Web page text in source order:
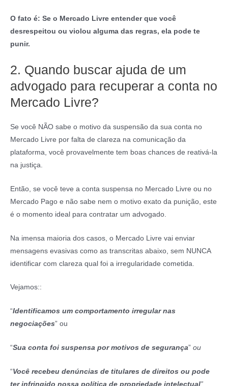
O fato é: Se o Mercado Livre entender que você
desrespeitou ou violou alguma das regras, ela pode te
punir.
2. Quando buscar ajuda de um
advogado para recuperar a conta no
Mercado Livre?
Se você NÃO sabe o motivo da suspensão da sua conta no
Mercado Livre por falta de clareza na comunicação da
plataforma, você provavelmente tem boas chances de reativá-la
na justiça.
Então, se você teve a conta suspensa no Mercado Livre ou no
Mercado Pago e não sabe nem o motivo exato da punição, este
é o momento ideal para contratar um advogado.
Na imensa maioria dos casos, o Mercado Livre vai enviar
mensagens evasivas como as transcritas abaixo, sem NUNCA
identificar com clareza qual foi a irregularidade cometida.
Vejamos::
“Identificamos um comportamento irregular nas
negociações” ou
“Sua conta foi suspensa por motivos de segurança” ou
“Você recebeu denúncias de titulares de direitos ou pode
ter infringido nossa política de propriedade intelectual”